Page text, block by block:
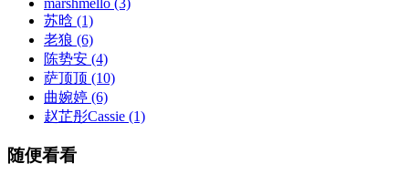
marshmello (3)
苏晗 (1)
老狼 (6)
陈势安 (4)
萨顶顶 (10)
曲婉婷 (6)
赵芷彤Cassie (1)
随便看看